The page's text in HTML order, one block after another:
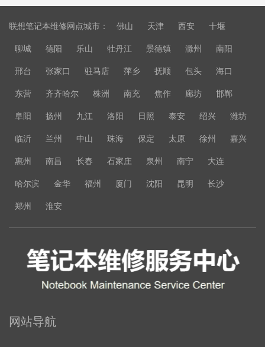
联想笔记本维修网点城市： 佛山 天津 西安 十堰
聊城 德阳 乐山 牡丹江 景德镇 滁州 南阳
邢台 张家口 驻马店 萍乡 抚顺 包头 海口
东营 齐齐哈尔 株洲 南充 焦作 廊坊 邯郸
阜阳 扬州 九江 洛阳 日照 泰安 绍兴 潍坊
临沂 兰州 中山 珠海 保定 太原 徐州 嘉兴
惠州 南昌 长春 石家庄 泉州 南宁 大连
哈尔滨 金华 福州 厦门 沈阳 昆明 长沙
郑州 淮安
网站导航